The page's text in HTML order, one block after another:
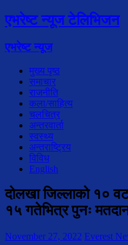
एभरेष्ट न्यूज टेलिभिजन
एभरेष्ट न्यूज
मुख्य पृष्ठ
समाचार
राजनीति
कला/साहित्य
चलचित्र
अन्तरवार्ता
स्वस्थ्य
अन्तराष्ट्रिय
विविध
English
दोलखा जिल्लाको १०
१५ गतेभित्र पुनः
November 27, 2022 Everest